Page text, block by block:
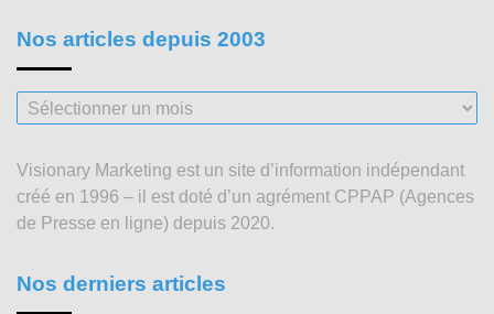
Nos articles depuis 2003
Nos
articles
2003
Visionary Marketing est un site d’information indépendant
créé en 1996 – il est doté d’un agrément CPPAP (Agences
de Presse en ligne) depuis 2020.
Nos derniers articles